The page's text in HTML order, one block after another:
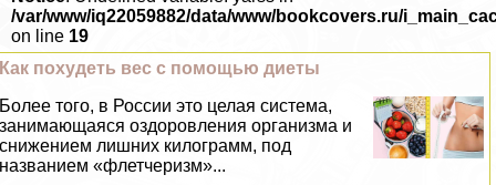
/var/www/iq22059882/data/www/bookcovers.ru/
on line 19
Как похудеть вес с помощью диеты
Более того, в России это целая система,
занимающаяся оздоровления организма и
снижением лишних килограмм, под
названием «флетчеризм»...